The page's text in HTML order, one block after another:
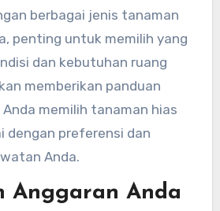
berbagai jenis tanaman
penting untuk memilih yang
dan kebutuhan ruang
memberikan panduan
memilih tanaman hias
dengan preferensi dan
Anda.
Anggaran Anda